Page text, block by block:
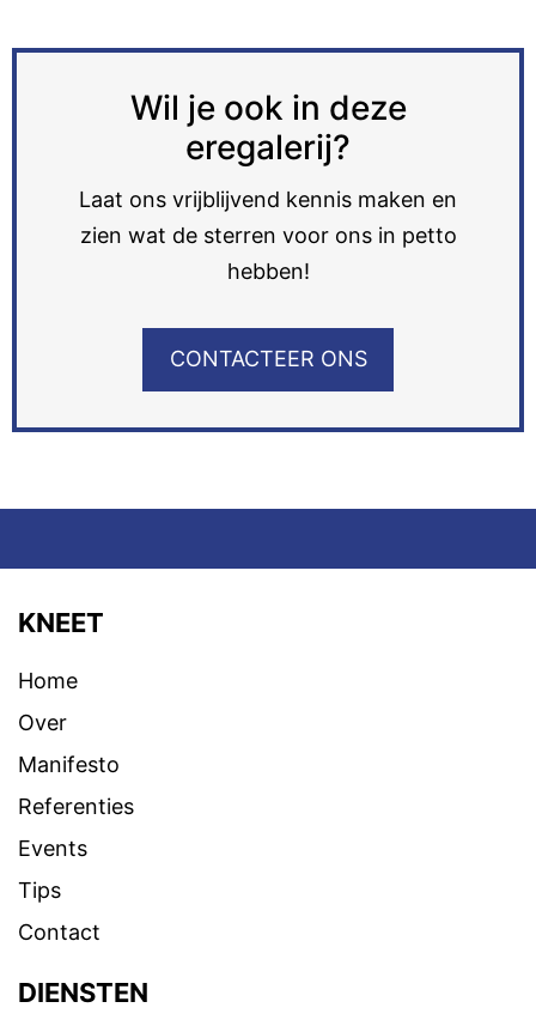
Wil je ook in deze
eregalerij?
Laat ons vrijblijvend kennis maken en
zien wat de sterren voor ons in petto
hebben!
CONTACTEER ONS
KNEET
Home
Over
Manifesto
Referenties
Events
Tips
Contact
DIENSTEN